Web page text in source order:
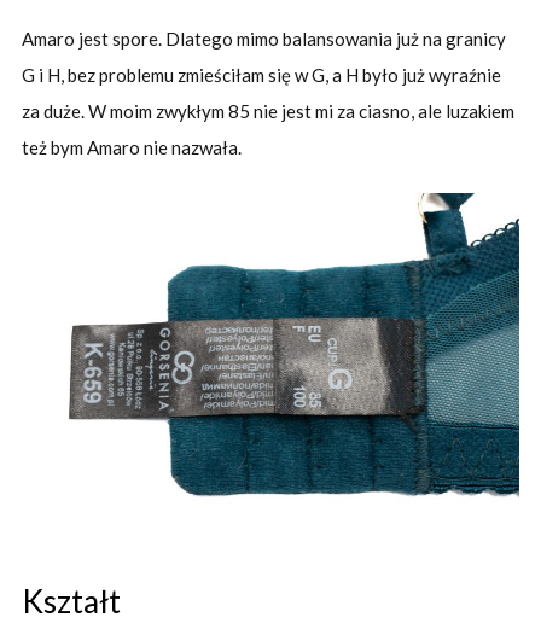
Amaro jest spore. Dlatego mimo balansowania już na granicy
G i H, bez problemu zmieściłam się w G, a H było już wyraźnie
za duże. W moim zwykłym 85 nie jest mi za ciasno, ale luzakiem
też bym Amaro nie nazwała.
Kształt